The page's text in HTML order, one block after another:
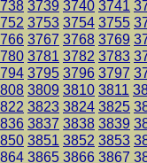
3739 3740 3741
3753 3754 3755
3767 3768 3769
3781 3782 3783
3795 3796 3797
3809 3810 3811
3823 3824 3825
3837 3838 3839
3851 3852 3853
3865 3866 3867